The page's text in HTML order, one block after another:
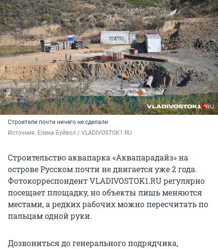
Строители почти ничего не сделали
Источник: Елена Буйвол / VLADIVOSTOK1.RU
Строительство аквапарка «Аквапарадайз» на
острове Русском почти не двигается уже 2 года.
Фотокорреспондент VLADIVOSTOK1.RU регулярно
посещает площадку, но объекты лишь меняются
местами, а редких рабочих можно пересчитать по
пальцам одной руки.
Дозвониться до генерального подрядчика,